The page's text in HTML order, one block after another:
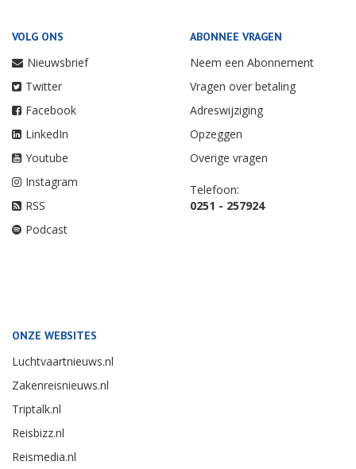
VOLG ONS
Nieuwsbrief
Twitter
Facebook
LinkedIn
Youtube
Instagram
RSS
Podcast
ABONNEE VRAGEN
Neem een Abonnement
Vragen over betaling
Adreswijziging
Opzeggen
Overige vragen
Telefoon:
0251 - 257924
ONZE WEBSITES
Luchtvaartnieuws.nl
Zakenreisnieuws.nl
Triptalk.nl
Reisbizz.nl
Reismedia.nl